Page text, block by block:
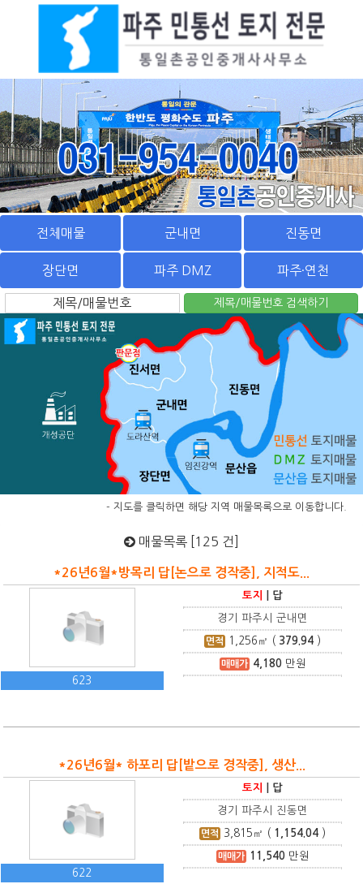
전체매물 군내면 진동면
장단면 파주 DMZ 파주·연천
- 지도를 클릭하면 해당 지역 매물목록으로 이동합니다.
매물목록 [125 건]
*26년6월*방목리 답[논으로 경작중], 지적도...
623
토지 답
경기 파주시 군내면
면적 1,256 ㎡ ( 379.94 )
매매가 4,180만원
*26년6월* 하포리 답[밭으로 경작중], 생산...
622
토지 답
경기 파주시 진동면
면적 3,815 ㎡ ( 1,154.04 )
매매가 11,540만원